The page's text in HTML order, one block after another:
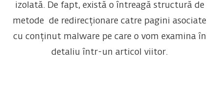
izolată. De fapt, există o întreagă structură de
metode de redirecționare catre pagini asociate
cu conținut malware pe care o vom examina în
detaliu într-un articol viitor.